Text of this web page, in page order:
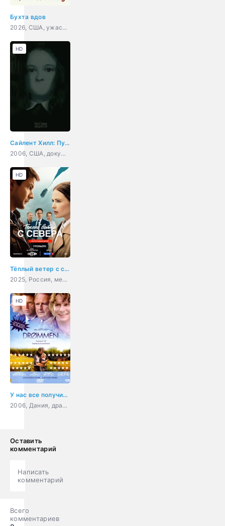
Бухта вдов
2026, США, ужасы, драма, комедия
Сайлент Хилл: Путь Тьмы
2006, США, документальный
HD
Тёплый ветер с севера
2025, Россия, мелодрама
HD
У нас все получится
2006, Дания, драма, семейный
HD
Оставить
комментарий
Написать
комментарий
Всего
комментариев